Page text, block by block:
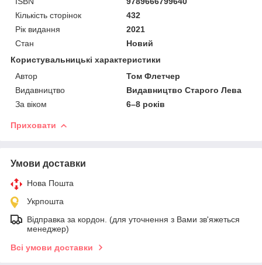
Кількість сторінок
432
Рік видання
2021
Стан
Новий
Користувальницькі характеристики
Автор
Том Флетчер
Видавництво
Видавництво Старого Лева
За віком
6–8 років
Приховати
Умови доставки
Нова Пошта
Укрпошта
Відправка за кордон. (для уточнення з Вами зв'яжеться
менеджер)
Всі умови доставки